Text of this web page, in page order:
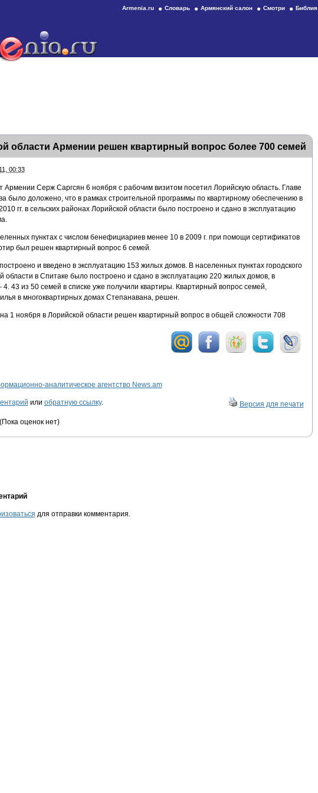
Armenia.ru Словарь Армянский салон Смотри Библия
области Армении решен квартирный вопрос более 700 семей
00:33
Армении Серж Саргсян 6 ноября с рабочим визитом посетил Лорийскую область. Главе
было доложено, что в рамках строительной программы по квартирному обеспечению в
гг. в сельских районах Лорийской области было построено и сдано в эксплуатацию
пунктах с числом бенефициариев менее 10 в 2009 г. при помощи сертификатов
был решен квартирный вопрос 6 семей.
и введено в эксплуатацию 153 жилых домов. В населенных пунктах городского
области в Спитаке было построено и сдано в эксплуатацию 220 жилых домов, в
43 из 50 семей в списке уже получили квартиры. Квартирный вопрос семей,
в многоквартирных домах Степанавана, решен.
1 ноября в Лорийской области решен квартирный вопрос в общей сложности 708
аналитическое агентство News.am
или обратную ссылку. Версия для печати
оценок нет)
для отправки комментария.